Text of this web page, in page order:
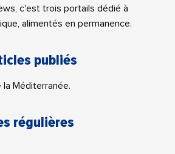
c'est trois portails dédié à
alimentés en permanence.
publiés
Méditerranée.
régulières